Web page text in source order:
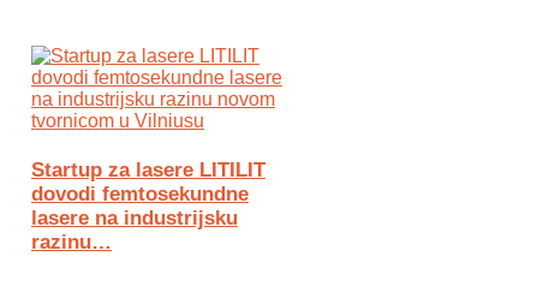
Startup za lasere LITILIT
dovodi femtosekundne
lasere na industrijsku
razinu…